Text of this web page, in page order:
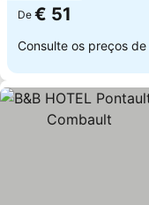
De € 51
Consulte os preços de